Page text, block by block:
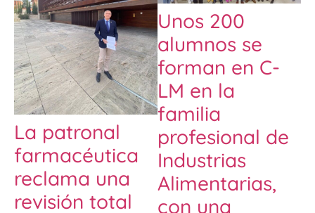
La patronal
farmacéutica
reclama una
revisión total
Unos 200
alumnos se
forman en C-
LM en la
familia
profesional de
Industrias
Alimentarias,
con una